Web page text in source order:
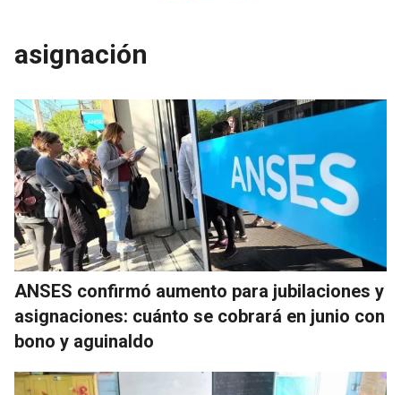
asignación
ANSES confirmó aumento para jubilaciones y
asignaciones: cuánto se cobrará en junio con
bono y aguinaldo